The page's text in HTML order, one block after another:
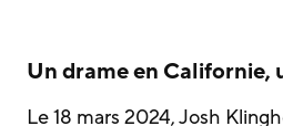
Un drame en Californie,
Le 18 mars 2024, Josh